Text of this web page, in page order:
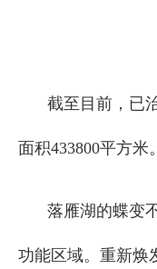
截至目前，已
面积433800平方米。
落雁湖的蝶变
功能区域。重新焕